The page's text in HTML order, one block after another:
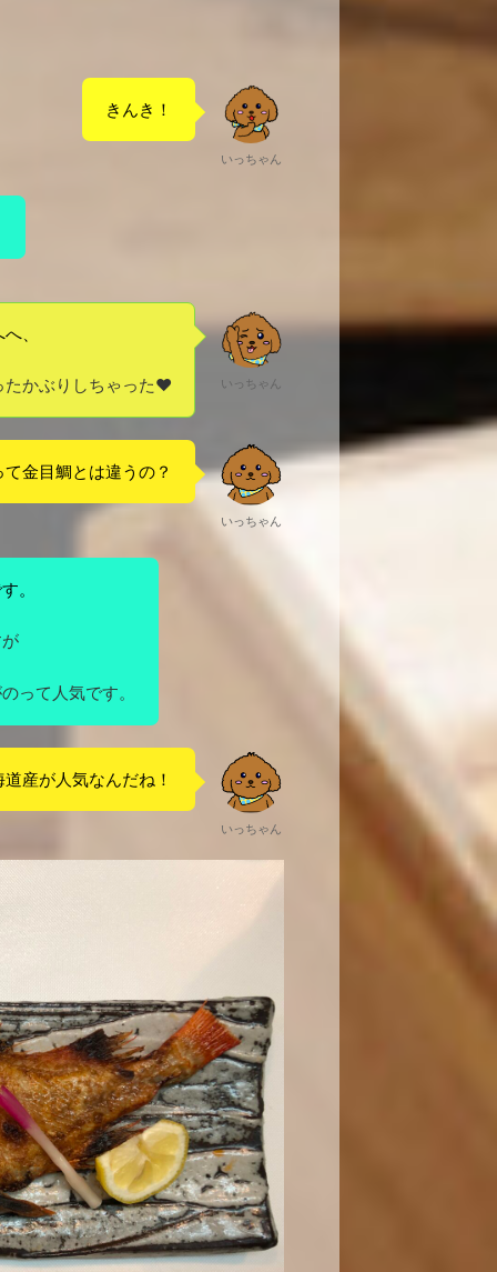
きんき！
いっちゃん
、
たかぶりしちゃった❤ いっちゃん
金目鯛とは違うの？
いっちゃん
。
って人気です。
道産が人気なんだね！
いっちゃん